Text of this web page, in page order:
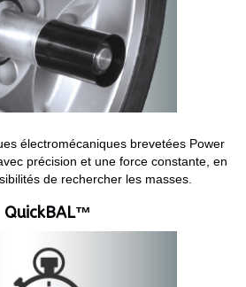
électromécaniques brevetées Power
précision et une force constante, en
de rechercher les masses.
QuickBAL™